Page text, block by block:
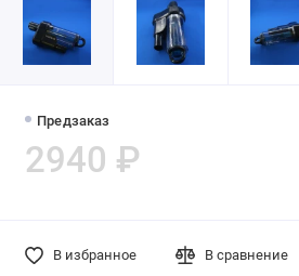
Предзаказ
2940 ₽
В избранное В сравнение